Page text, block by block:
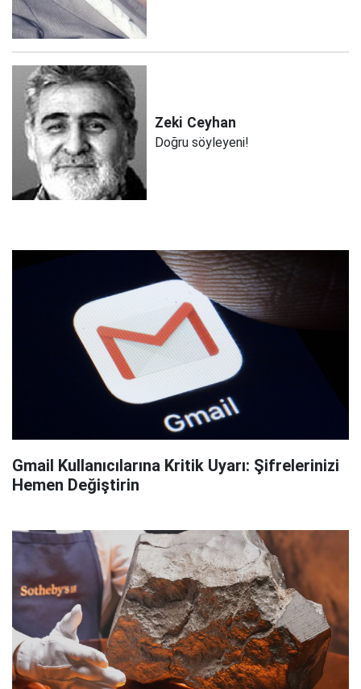
Zeki Ceyhan
Doğru söyleyeni!
Gmail Kullanıcılarına Kritik Uyarı: Şifrelerinizi
Hemen Değiştirin